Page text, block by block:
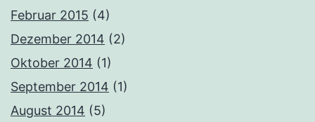
Februar 2015 (4)
Dezember 2014 (2)
Oktober 2014 (1)
September 2014 (1)
August 2014 (5)